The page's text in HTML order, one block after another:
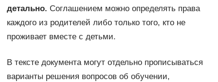
детально. Соглашением можно определять права
каждого из родителей либо только того, кто не
проживает вместе с детьми.
В тексте документа могут отдельно прописываться
варианты решения вопросов об обучении,